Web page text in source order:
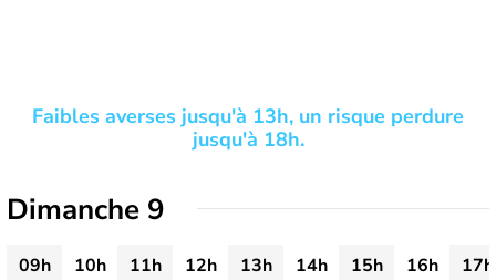
Faibles averses jusqu'à 13h, un risque perdure
jusqu'à 18h.
Dimanche 9
09h 10h 11h 12h 13h 14h 15h 16h
17h